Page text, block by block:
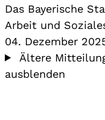
Das Bayerische
Arbeit und
04. Dezember
Ältere
ausblenden